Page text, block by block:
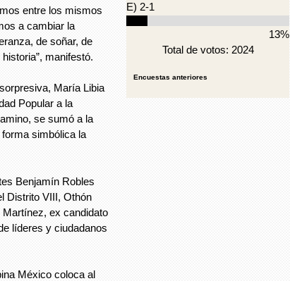
entre los mismos
a cambiar la
de soñar, de
manifestó.
María Libia
Popular a la
se sumó a la
simbólica la
Benjamín Robles
Distrito VIII, Othón
ex candidato
líderes y ciudadanos
México coloca al
E) 2-1
13%
Total de votos: 2024
Encuestas anteriores